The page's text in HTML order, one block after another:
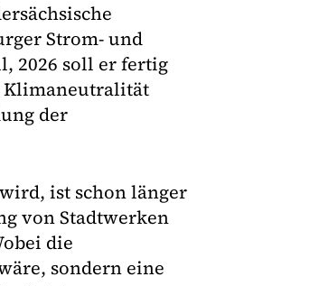
Strom- und
2026 soll er fertig
Klimaneutralität
der
ist schon länger
von Stadtwerken
die
sondern eine